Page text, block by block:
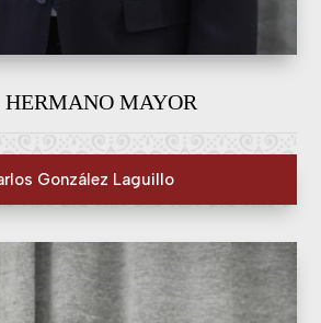
HERMANO MAYOR
González Laguillo